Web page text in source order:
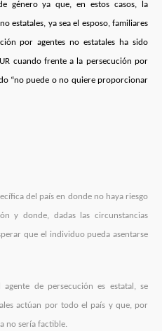
género ya que, en estos casos, la
estatales, ya sea el esposo, familiares
por agentes no estatales ha sido
cuando frente a la persecución por
“no puede o no quiere proporcionar
del país en donde no haya riesgo
y donde, dadas las circunstancias
que el individuo pueda asentarse
de persecución es estatal, se
actúan por todo el país y que, por
no sería factible.